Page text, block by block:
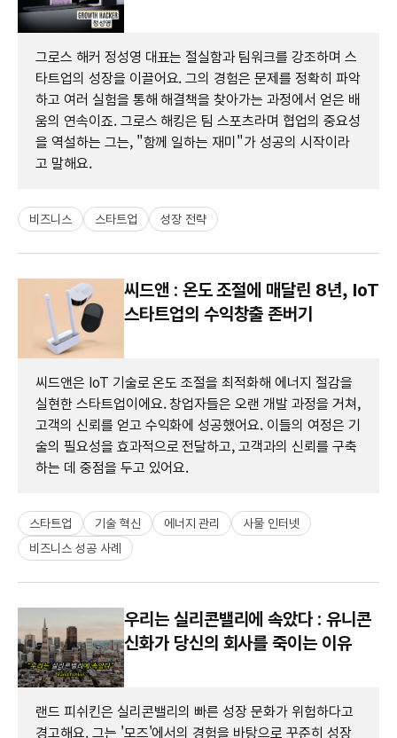
그로스 해커 정성영 대표는 절실함과 팀워크를 강조하며 스
타트업의 성장을 이끌어요. 그의 경험은 문제를 정확히 파악
하고 여러 실험을 통해 해결책을 찾아가는 과정에서 얻은 배
움의 연속이죠. 그로스 해킹은 팀 스포츠라며 협업의 중요성
을 역설하는 그는, "함께 일하는 재미"가 성공의 시작이라
고 말해요.
비즈니스 스타트업 성장 전략
씨드앤 : 온도 조절에 매달린 8년, IoT
스타트업의 수익창출 존버기
씨드앤은 IoT 기술로 온도 조절을 최적화해 에너지 절감을
실현한 스타트업이에요. 창업자들은 오랜 개발 과정을 거쳐,
고객의 신뢰를 얻고 수익화에 성공했어요. 이들의 여정은 기
술의 필요성을 효과적으로 전달하고, 고객과의 신뢰를 구축
하는 데 중점을 두고 있어요.
스타트업 기술 혁신 에너지 관리
사물 인터넷
비즈니스 성공 사례
우리는 실리콘밸리에 속았다 : 유니콘
신화가 당신의 회사를 죽이는 이유
랜드 피쉬킨은 실리콘밸리의 빠른 성장 문화가 위험하다고
경고해요. 그는 '모즈'에서의 경험을 바탕으로 꾸준히 성장